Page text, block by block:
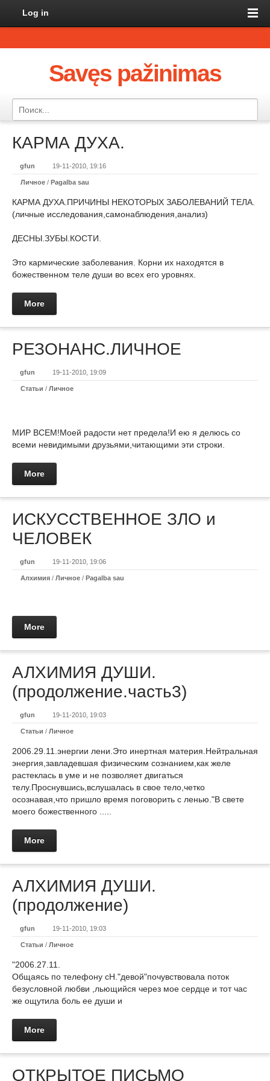
Log in
Savęs pažinimas
КАРМА ДУХА.
gfun 19-11-2010, 19:16
Личное / Pagalba sau
КАРМА ДУХА.ПРИЧИНЫ НЕКОТОРЫХ ЗАБОЛЕВАНИЙ ТЕЛА.
(личные исследования,самонаблюдения,анализ)
ДЕСНЫ.ЗУБЫ.КОСТИ.
Это кармические заболевания. Корни их находятся в
божественном теле души во всех его уровнях.
More
РЕЗОНАНС.ЛИЧНОЕ
gfun 19-11-2010, 19:09
Статьи / Личное
МИР ВСЕМ!Моей радости нет предела!И ею я делюсь со
всеми невидимыми друзьями,читающими эти строки.
More
ИСКУССТВЕННОЕ ЗЛО и
ЧЕЛОВЕК
gfun 19-11-2010, 19:06
Алхимия / Личное / Pagalba sau
More
АЛХИМИЯ ДУШИ.
(продолжение.часть3)
gfun 19-11-2010, 19:03
Статьи / Личное
2006.29.11.энергии лени.Это инертная материя.Нейтральная
энергия,завладевшая физическим сознанием,как желе
растеклась в уме и не позволяет двигаться
телу.Проснувшись,вслушалась в свое тело,четко
осознавая,что пришло время поговорить с ленью."В свете
моего божественного .....
More
АЛХИМИЯ ДУШИ.
(продолжение)
gfun 19-11-2010, 19:03
Статьи / Личное
"2006.27.11.
Общаясь по телефону сН."девой"почувствовала поток
безусловной любви ,льющийся через мое сердце и тот час
же ощутила боль ее души и
More
ОТКРЫТОЕ ПИСЬМО